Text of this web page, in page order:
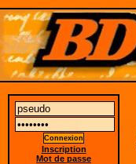
Inscription
Mot de passe